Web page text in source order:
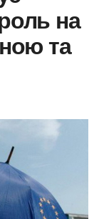
на
та